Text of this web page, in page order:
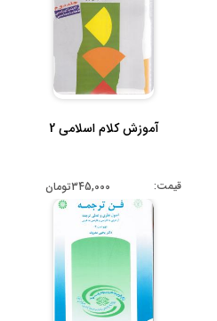
آموزش کلام اسلامی 2
قیمت: 345,000تومان